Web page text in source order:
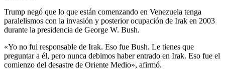
Trump negó que lo que están comenzando en Venezuela tenga
paralelismos con la invasión y posterior ocupación de Irak en 2003
durante la presidencia de George W. Bush.
«Yo no fui responsable de Irak. Eso fue Bush. Le tienes que
preguntar a él, pero nunca debimos haber entrado en Irak. Eso fue el
comienzo del desastre de Oriente Medio», afirmó.